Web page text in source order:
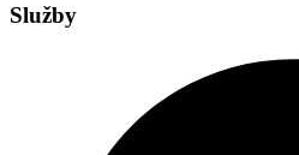
Služby